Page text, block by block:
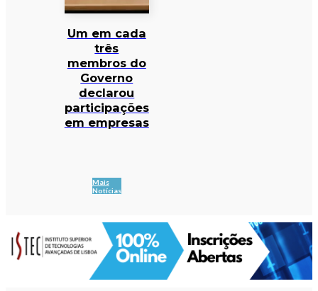
Um em cada
três
membros do
Governo
declarou
participações
em empresas
Mais
Notícias